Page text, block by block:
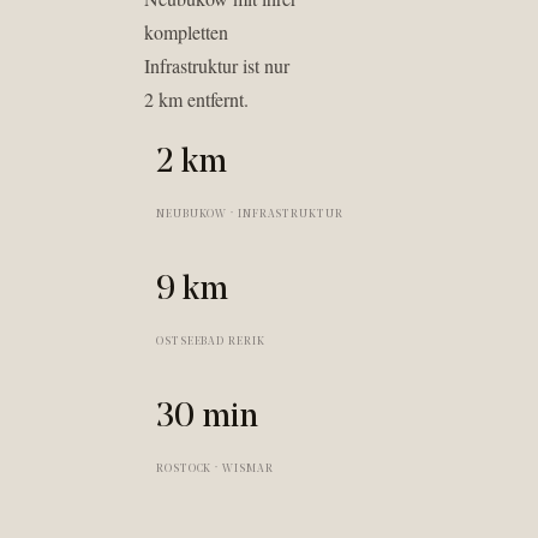
kompletten
Infrastruktur ist nur
2 km entfernt.
2 km
NEUBUKOW · INFRASTRUKTUR
9 km
OSTSEEBAD RERIK
30 min
ROSTOCK · WISMAR